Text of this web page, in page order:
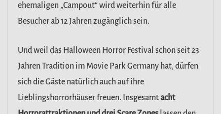
ehemaligen „Campout“ wird weiterhin für alle
Besucher ab 12 Jahren zugänglich sein.
Und weil das Halloween Horror Festival schon seit 23
Jahren Tradition im Movie Park Germany hat, dürfen
sich die Gäste natürlich auch auf ihre
Lieblingshorrorhäuser freuen. Insgesamtacht